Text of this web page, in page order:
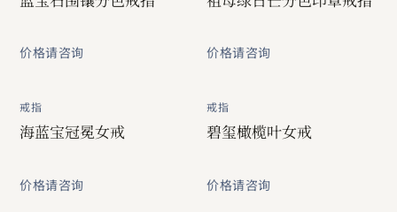
价格请咨询 价格请咨询
戒指
海蓝宝冠冕女戒
价格请咨询
戒指
碧玺橄榄叶女戒
价格请咨询